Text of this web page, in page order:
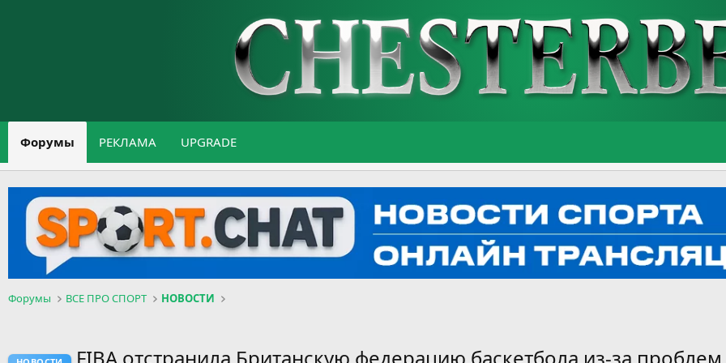
Форумы РЕКЛАМА UPGRADE
Форумы ВСЕ ПРО СПОРТ НОВОСТИ